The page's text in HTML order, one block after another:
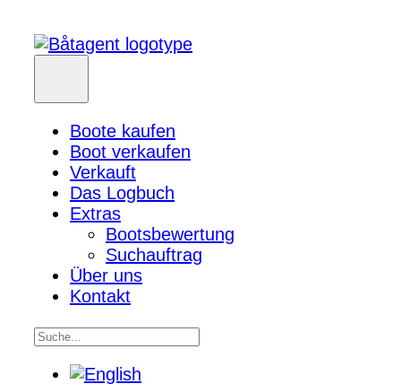
Boote kaufen
Boot verkaufen
Verkauft
Das Logbuch
Extras
Bootsbewertung
Suchauftrag
Über uns
Kontakt